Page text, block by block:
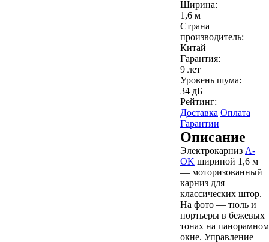
Ширина:
1,6 м
Страна
производитель:
Китай
Гарантия:
9 лет
Уровень шума:
34 дБ
Рейтинг:
Доставка Оплата
Гарантии
Описание
Электрокарниз A-
OK шириной 1,6 м
— моторизованный
карниз для
классических штор.
На фото — тюль и
портьеры в бежевых
тонах на панорамном
окне. Управление —